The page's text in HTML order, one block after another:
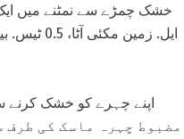
اپنے چہرے کو خشک کرنے